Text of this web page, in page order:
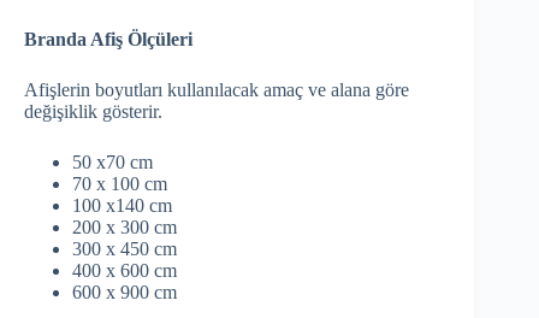
Branda Afiş Ölçüleri
Afişlerin boyutları kullanılacak amaç ve alana göre
değişiklik gösterir.
50 x70 cm
70 x 100 cm
100 x140 cm
200 x 300 cm
300 x 450 cm
400 x 600 cm
600 x 900 cm